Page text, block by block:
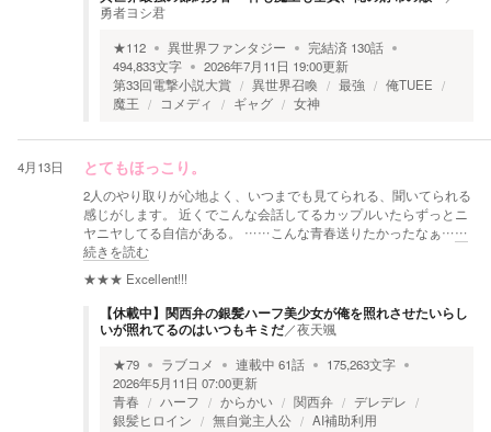
勇者ヨシ君
★112 異世界ファンタジー 完結済 130話
494,833文字 2026年7月11日 19:00更新
第33回電撃小説大賞
異世界召喚 最強
俺TUEE
魔王
コメディ ギャグ 女神
4月13日 とてもほっこり。
2人のやり取りが心地よく、いつまでも見てられる、聞いてられる
感じがします。 近くでこんな会話してるカップルいたらずっとニ
ヤニヤしてる自信がある。 ……こんな青春送りたかったなぁ……
続きを読む
★★★ Excellent!!!
【休載中】関西弁の銀髪ハーフ美少女が俺を照れさせたいらし
いが照れてるのはいつもキミだ／夜天颯
★79 ラブコメ 連載中 61話 175,263文字
2026年5月11日 07:00更新
青春
ハーフ からかい 関西弁
デレデレ
銀髪ヒロイン
無自覚主人公 AI補助利用